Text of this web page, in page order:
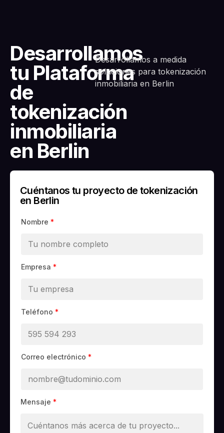
Desarrollamos
tu Plataforma
de
tokenización
inmobiliaria
en Berlin
Desarrollamos a medida
soluciones para tokenización
inmobiliaria en Berlin
Cuéntanos tu proyecto de tokenización
en Berlin
Nombre *
Empresa *
Teléfono *
Correo electrónico *
Mensaje *